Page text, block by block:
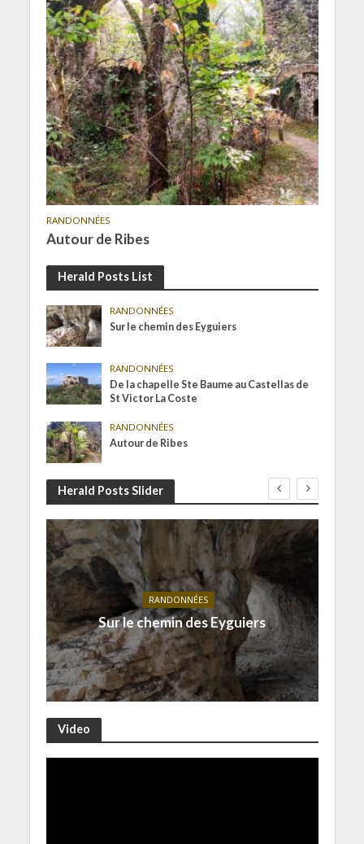
RANDONNÉES
Autour de Ribes
Herald Posts List
RANDONNÉES
Sur le chemin des Eyguiers
RANDONNÉES
De la chapelle Ste Baume au Castellas de
St Victor La Coste
RANDONNÉES
Autour de Ribes
Herald Posts Slider
RANDONNÉES
Sur le chemin des Eyguiers
Video